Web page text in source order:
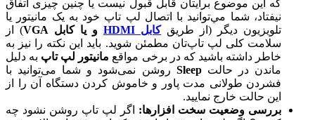
که این موضوع برایتان قابل قبول نیست یا چنین چیزی اتفاق
نیفتاد، شما مي‌توانید با اتصال لپ تاپ خود به یک مانیتور یا
تلویزیون دیگر (از طریقکابل HDMI و یا کابل VGA
) از
سلامت کلی لپ تاپ‌تان مطمئن شوید. باید این نکته را نیز به
خاطر داشته باشید که در برخی مواقع مانیتور لپ تاپ به دلیل
ماندن در حالتSleep روشن نمی‌شود و شما می‌توانید با
فشردن طولانی مدت پاور و خاموش کردن دستگاه آن را از
این حالت خارج نمایید.
بررسی وضعیت سخت افزارها: اگر لپ تاپ روشن نشود چه